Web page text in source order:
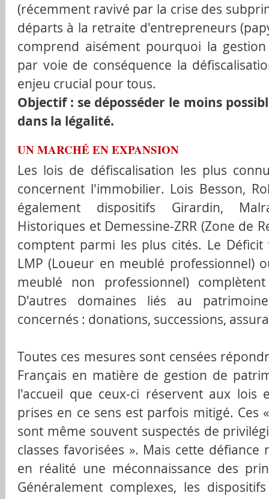
(récemment ravivé par la crise des
départs à la retraite d'entrepreneurs
comprend aisément pourquoi la
par voie de conséquence la
enjeu crucial pour tous.
Objectif : se déposséder le moins
dans la légalité.
UN MARCHÉ EN EXPANSION
Les lois de défiscalisation les plus
concernent l'immobilier. Lois Besson,
également dispositifs Girardin,
Historiques et Demessine-ZRR (Zone de
comptent parmi les plus cités. Le Déficit
LMP (Loueur en meublé professionnel)
meublé non professionnel)
D'autres domaines liés au
concernés : donations, successions,
Toutes ces mesures sont censées
Français en matière de gestion de
l'accueil que ceux-ci réservent aux lois
prises en ce sens est parfois mitigé. Ces
sont même souvent suspectés de
classes favorisées ». Mais cette défiance
en réalité une méconnaissance des
Généralement complexes, les